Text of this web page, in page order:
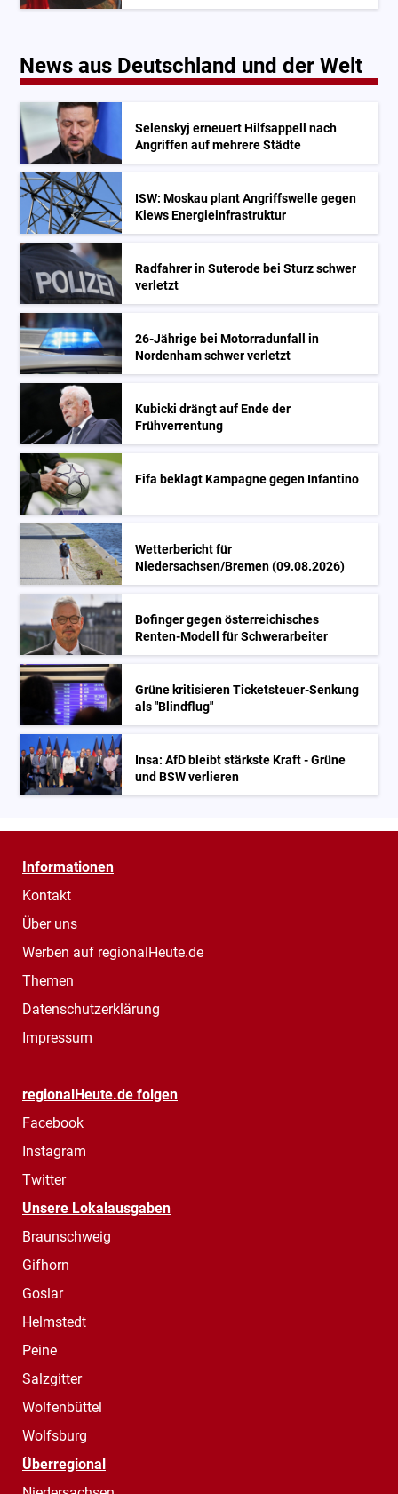
News aus Deutschland und der Welt
Selenskyj erneuert Hilfsappell nach
Angriffen auf mehrere Städte
ISW: Moskau plant Angriffswelle gegen
Kiews Energieinfrastruktur
Radfahrer in Suterode bei Sturz schwer
verletzt
26-Jährige bei Motorradunfall in
Nordenham schwer verletzt
Kubicki drängt auf Ende der
Frühverrentung
Fifa beklagt Kampagne gegen Infantino
Wetterbericht für
Niedersachsen/Bremen (09.08.2026)
Bofinger gegen österreichisches
Renten-Modell für Schwerarbeiter
Grüne kritisieren Ticketsteuer-Senkung
als "Blindflug"
Insa: AfD bleibt stärkste Kraft - Grüne
und BSW verlieren
Informationen
Kontakt
Über uns
Werben auf regionalHeute.de
Themen
Datenschutzerklärung
Impressum
regionalHeute.de folgen
Facebook
Instagram
Twitter
Unsere Lokalausgaben
Braunschweig
Gifhorn
Goslar
Helmstedt
Peine
Salzgitter
Wolfenbüttel
Wolfsburg
Überregional